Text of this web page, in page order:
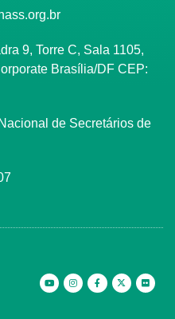
9, Torre C, Sala 1105,
Brasília/DF CEP:
de Secretários de